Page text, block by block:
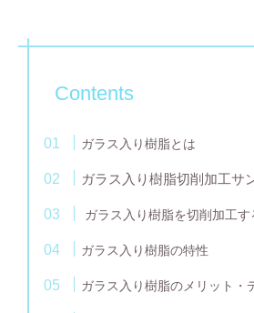
Contents
ガラス入り樹脂とは
ガラス入り樹脂切削加工サ
ガラス入り樹脂を切削加工
ガラス入り樹脂の特性
ガラス入り樹脂のメリット・